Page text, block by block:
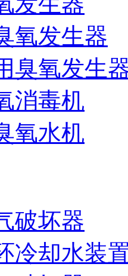
氧发生器
臭氧发生
消毒机
氧水机
破坏器
冷却水装